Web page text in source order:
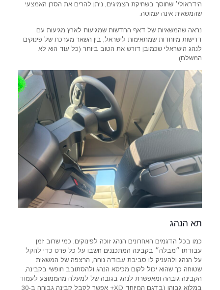
הידראולי׳ שחוסך בשחיקת הצמיגים, ניתן להרים את הסרן האמצעי
שהמשאית אינה עמוסה.
נראה שהמשאיות של דאף החדשות שמגיעות לארץ מגיעות עם
דרישות מיוחדות שמתאימות לישראל, בין השאר מערכת של פינוקים
לנהג הישראלי שכמובן דורש את הטוב ביותר (כל עוד הוא לא
המשלם).
תא הנהג
כמו בכל הדגמים האחרונים הנהג זוכה לפינוקים, כמי שרוב זמן
עבודתו ״מבלה״ בקבינה המתכננים חשבו על כל פרט כדי להקל
על הנהג ולהעניק לו סביבת עבודה נוחה, הרצפה של המשאית
שטוחה כך שהוא יכול לקום מכיסא הנהג ולהסתובב חופשי בקבינה,
הקבינה גובהה ומאפשרת לנהג בגובה של למעלה מהממוצע לעמוד
במלוא גבוהו (בדגם המיוחד XD+ אפשר לקבל קבינה גבוהה ב-30